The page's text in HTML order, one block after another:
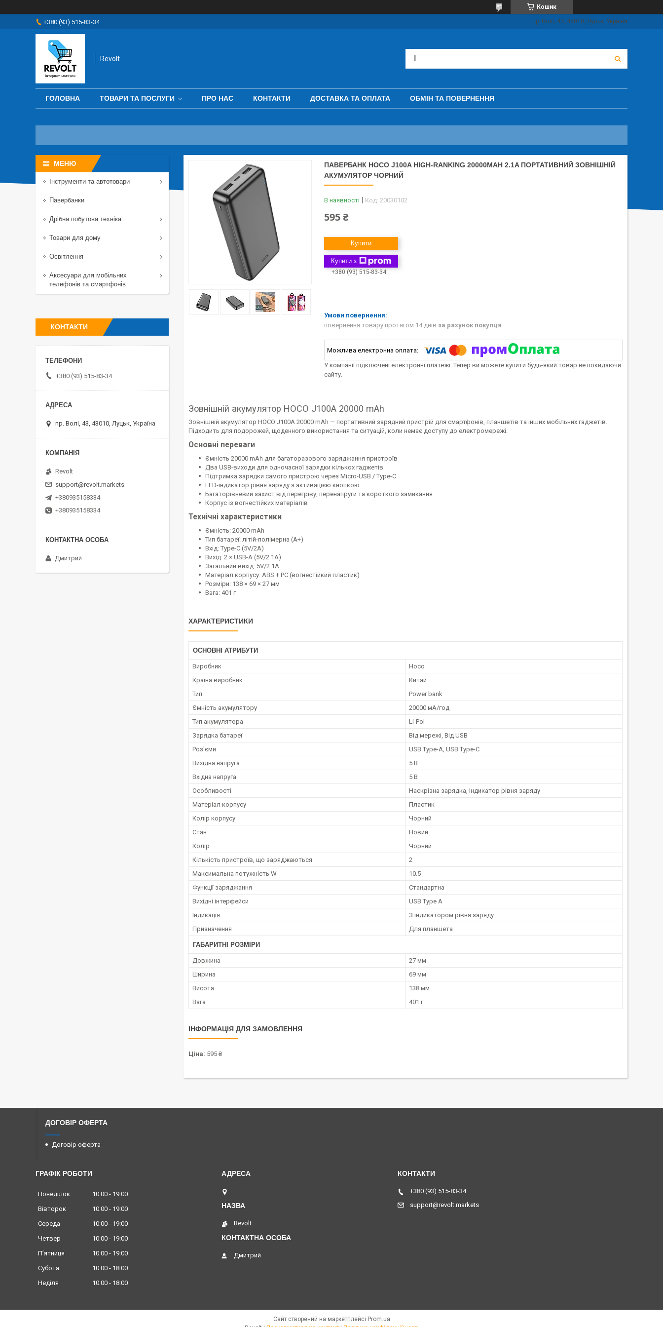
Кошик
+380 (93) 515-83-34 пр. Волі, 43, 43010, Луцьк, Україна
Revolt
ГОЛОВНА ТОВАРИ ТА ПОСЛУГИ ПРО НАС КОНТАКТИ ДОСТАВКА ТА ОПЛАТА ОБМІН ТА ПОВЕРНЕННЯ
ПАВЕРБАНК HOCO J100A HIGH-RANKING 20000MAH 2.1A ПОРТАТИВНИЙ ЗОВНІШНІЙ
АКУМУЛЯТОР ЧОРНИЙ
В наявності Код: 20030102
595 ₴
Купити
Купити з
+380 (93) 515-83-34
повернення товару протягом 14 днів за рахунок покупця
У компанії підключені електронні платежі. Тепер ви можете купити будь-який товар не покидаючи
сайту.
Зовнішній акумулятор HOCO J100A 20000 mAh
Зовнішній акумулятор HOCO J100A 20000 mAh — портативний зарядний пристрій для смартфонів, планшетів та інших мобільних гаджетів.
Підходить для подорожей, щоденного використання та ситуацій, коли немає доступу до електромережі.
Основні переваги
Ємність 20000 mAh для багаторазового заряджання пристроїв
Два USB-виходи для одночасної зарядки кількох гаджетів
Підтримка зарядки самого пристрою через Micro-USB / Type-C
LED-індикатор рівня заряду з активацією кнопкою
Багаторівневий захист від перегріву, перенапруги та короткого замикання
Корпус із вогнестійких матеріалів
Технічні характеристики
Ємність: 20000 mAh
Тип батареї: літій-полімерна (A+)
Вхід: Type-C (5V/2A)
Вихід: 2 × USB-A (5V/2.1A)
Загальний вихід: 5V/2.1A
Матеріал корпусу: ABS + PC (вогнестійкий пластик)
Розміри: 138 × 69 × 27 мм
Вага: 401 г
ХАРАКТЕРИСТИКИ
ОСНОВНІ АТРИБУТИ
Виробник
Hoco
Країна виробник
Китай
Тип
Power bank
Ємність акумулятору
20000 мА/год
Тип акумулятора
Li-Pol
Зарядка батареї
Від мережі, Від USB
Роз'єми
USB Type-A, USB Type-C
Вихідна напруга
5 В
Вхідна напруга
5 В
Особливості
Наскрізна зарядка, Індикатор рівня заряду
Матеріал корпусу
Пластик
Колір корпусу
Чорний
Стан
Новий
Колір
Чорний
Кількість пристроїв, що заряджаються
2
Максимальна потужність W
10.5
Функції заряджання
Стандартна
Вихідні інтерфейси
USB Type A
Індикація
З індикатором рівня заряду
Призначення
Для планшета
ГАБАРИТНІ РОЗМІРИ
Довжина
27 мм
Ширина
69 мм
Висота
138 мм
Вага
401 г
ІНФОРМАЦІЯ ДЛЯ ЗАМОВЛЕННЯ
Ціна: 595 ₴
Інструменти та автотовари
Павербанки
Дрібна побутова техніка
Товари для дому
Освітлення
Аксесуари для мобільних
телефонів та смартфонів
КОНТАКТИ
+380 (93) 515-83-34
пр. Волі, 43, 43010, Луцьк, Україна
Revolt
support@revolt.markets
+380935158334
+380935158334
Дмитрий
ДОГОВІР ОФЕРТА
Договір оферта
ГРАФІК РОБОТИ
Понеділок 10:00
19:00
Вівторок
10:00
19:00
Середа
10:00
19:00
Четвер
10:00
19:00
Пʼятниця
10:00
19:00
Субота
10:00
18:00
Неділя
10:00 18:00
Revolt
Дмитрий
+380 (93) 515-83-34
support@revolt.markets
Сайт створений на маркетплейсі Prom.ua